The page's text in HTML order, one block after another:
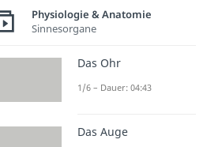
Physiologie & Anatomie
Sinnesorgane
Das Ohr
1/6 – Dauer: 04:43
Das Auge